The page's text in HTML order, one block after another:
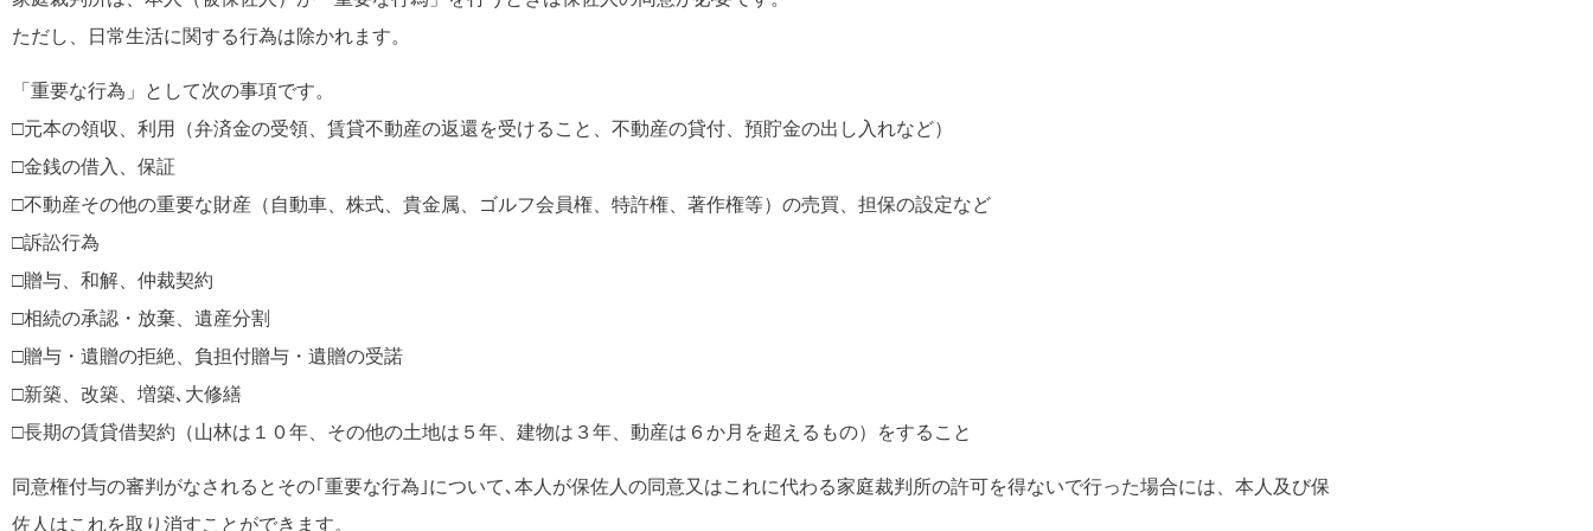
ただし、日常生活に関する行為は除かれます。
「重要な行為」として次の事項です。
□元本の領収、利用（弁済金の受領、賃貸不動産の返還を受けること、不動産の貸付、預貯金の出し入れなど）
□金銭の借入、保証
□不動産その他の重要な財産（自動車、株式、貴金属、ゴルフ会員権、特許権、著作権等）の売買、担保の設定など
□訴訟行為
□贈与、和解、仲裁契約
□相続の承認・放棄、遺産分割
□贈与・遺贈の拒絶、負担付贈与・遺贈の受諾
□新築、改築、増築､大修繕
□長期の賃貸借契約（山林は１０年、その他の土地は５年、建物は３年、動産は６か月を超えるもの）をすること
同意権付与の審判がなされるとその｢重要な行為｣について､本人が保佐人の同意又はこれに代わる家庭裁判所の許可を得ないで行った場合には、本人及び保
佐人はこれを取り消すことができます。